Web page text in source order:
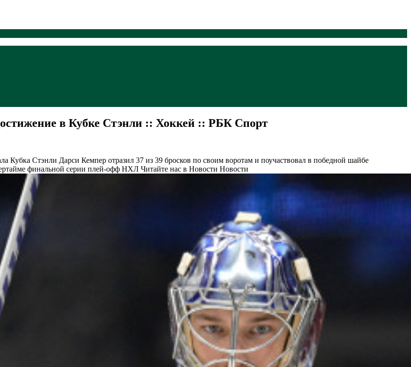
в Кубке Стэнли :: Хоккей :: РБК Спорт
Кубка Стэнли Дарси Кемпер отразил 37 из 39 бросков по своим воротам и поучаствовал в победной шайбе
финальной серии плей-офф НХЛ Читайте нас в Новости Новости